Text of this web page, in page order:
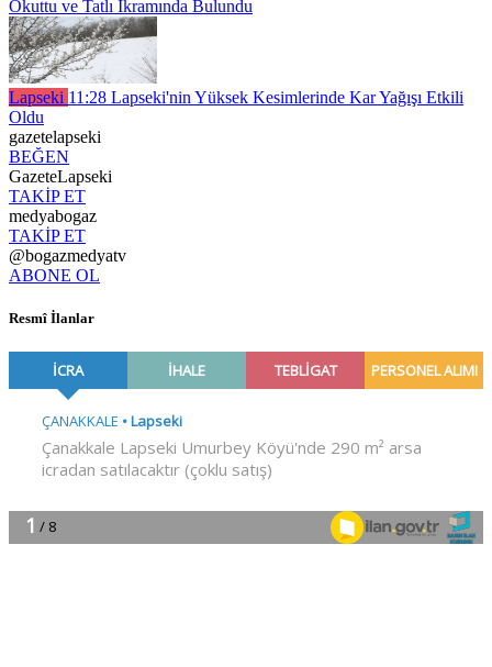
Okuttu ve Tatlı İkramında Bulundu
Lapseki 11:28 Lapseki'nin Yüksek Kesimlerinde Kar Yağışı Etkili
Oldu
gazetelapseki
BEĞEN
GazeteLapseki
TAKİP ET
medyabogaz
TAKİP ET
@bogazmedyatv
ABONE OL
Resmî İlanlar